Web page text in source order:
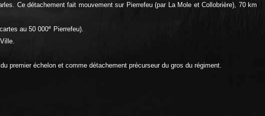
Ce détachement fait mouvement sur Pierrefeu (par La Mole et Collobrière), 70 km
au 50 000e Pierrefeu).
premier échelon et comme détachement précurseur du gros du régiment.